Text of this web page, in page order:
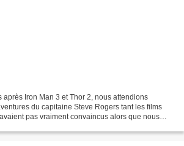
après Iron Man 3 et Thor 2, nous attendions
du capitaine Steve Rogers tant les films
pas vraiment convaincus alors que nous